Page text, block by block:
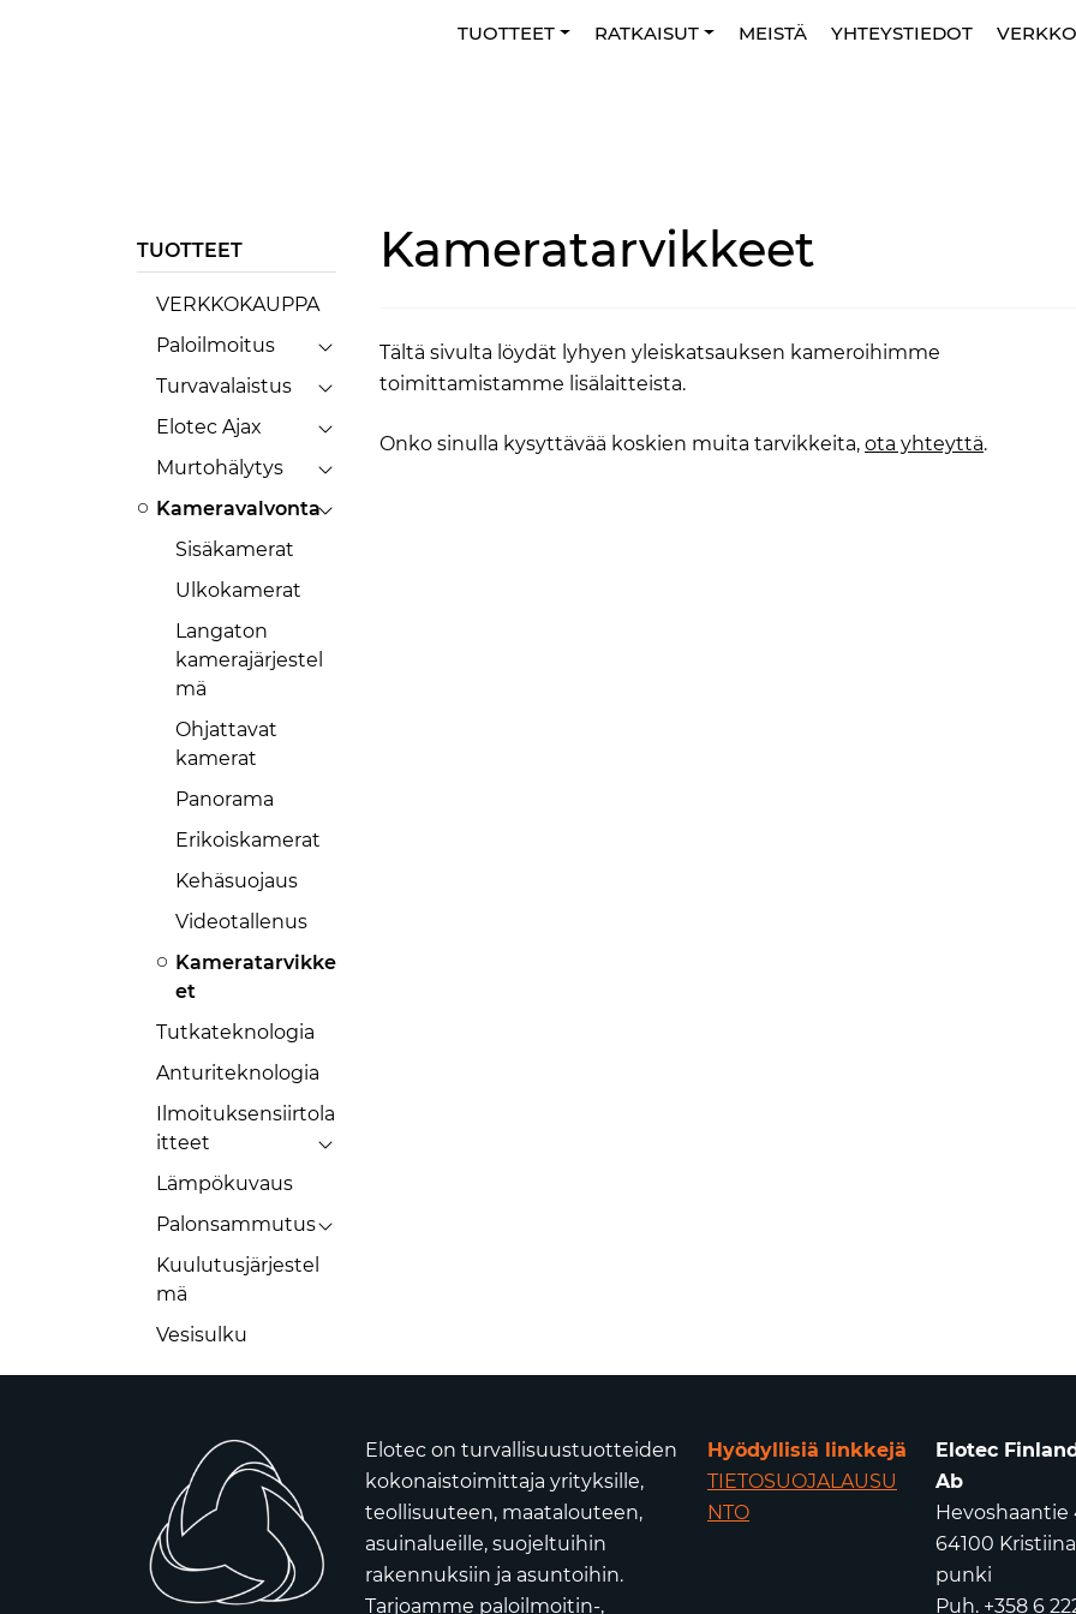
TUOTTEET RATKAISUT MEISTÄ YHTEYSTIEDOT
TUOTTEET
VERKKOKAUPPA
Paloilmoitus
Turvavalaistus
Elotec Ajax
Murtohälytys
Kameravalvonta
Sisäkamerat
Ulkokamerat
Langaton
kamerajärjestel
mä
Ohjattavat
kamerat
Panorama
Erikoiskamerat
Kehäsuojaus
Videotallenus
Kameratarvikke
et
Tutkateknologia
Anturiteknologia
Ilmoituksensiirtola
itteet
Lämpökuvaus
Palonsammutus
Kuulutusjärjestel
mä
Vesisulku
Kameratarvikkeet
Tältä sivulta löydät lyhyen yleiskatsauksen kameroihimme
toimittamistamme lisälaitteista.
Onko sinulla kysyttävää koskien muita tarvikkeita, ota yhteyttä.
Elotec on turvallisuustuotteiden
kokonaistoimittaja yrityksille,
teollisuuteen, maatalouteen,
asuinalueille, suojeltuihin
rakennuksiin ja asuntoihin.
Tarjoamme paloilmoitin-,
Hyödyllisiä linkkejä
TIETOSUOJALAUSU
NTO
Elotec
Ab
Hevoshaantie
64100
punki
Puh. +358 6